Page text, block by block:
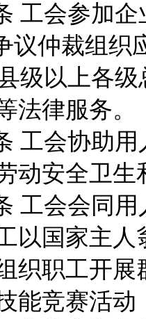
工会参加
议仲裁组织
级以上各
法律服务。
工会协助
动安全卫生
工会会同
以国家主
织职工开
能竞赛活